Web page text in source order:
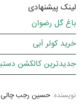
لینک پیشنهادی
باغ گل رضوان
خرید کولر آبی
جدیدترین کالکشن
نویسنده: حسین رجب چالی